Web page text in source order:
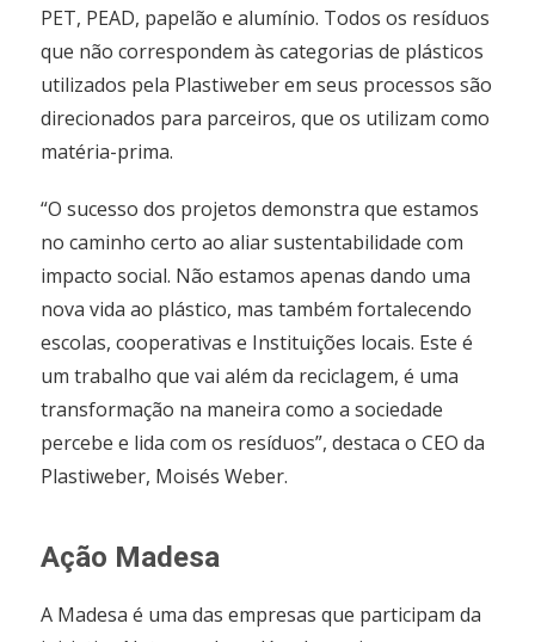
PET, PEAD, papelão e alumínio. Todos os resíduos
que não correspondem às categorias de plásticos
utilizados pela Plastiweber em seus processos são
direcionados para parceiros, que os utilizam como
matéria-prima.
“O sucesso dos projetos demonstra que estamos
no caminho certo ao aliar sustentabilidade com
impacto social. Não estamos apenas dando uma
nova vida ao plástico, mas também fortalecendo
escolas, cooperativas e Instituições locais. Este é
um trabalho que vai além da reciclagem, é uma
transformação na maneira como a sociedade
percebe e lida com os resíduos”, destaca o CEO da
Plastiweber, Moisés Weber.
Ação Madesa
A Madesa é uma das empresas que participam da